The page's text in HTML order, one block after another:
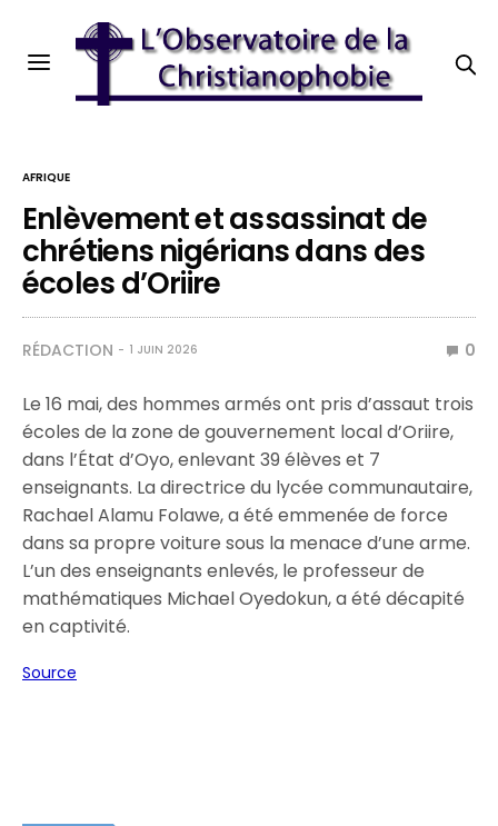
AFRIQUE
Enlèvement et assassinat de
chrétiens nigérians dans des
écoles d’Oriire
RÉDACTION 1 JUIN 2026 0
Le 16 mai,des hommes armés ont pris d’assaut trois
écoles de la zone de gouvernement local d’Oriire,
dans l’État d’Oyo, enlevant 39 élèves et 7
enseignants. La directrice du lycée communautaire,
Rachael Alamu Folawe, a été emmenée de force
dans sa propre voiture sous la menace d’une arme.
L’un des enseignants enlevés, le professeur de
mathématiques Michael Oyedokun, a été décapité
en captivité.
Source